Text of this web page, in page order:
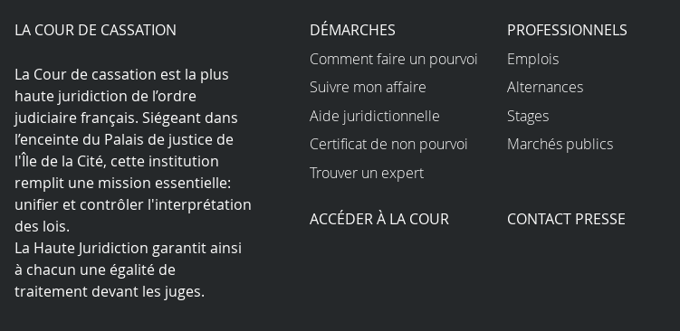
LA COUR DE CASSATION
La Cour de cassation est la plus
haute juridiction de l’ordre
judiciaire français. Siégeant dans
l’enceinte du Palais de justice de
l'Île de la Cité, cette institution
remplit une mission essentielle:
unifier et contrôler l'interprétation
des lois.
La Haute Juridiction garantit ainsi
à chacun une égalité de
traitement devant les juges.
DÉMARCHES
Comment faire un pourvoi
Suivre mon affaire
Aide juridictionnelle
Certificat de non pourvoi
Trouver un expert
PROFESSIONNELS
Emplois
Alternances
Stages
Marchés publics
ACCÉDER À LA COUR CONTACT PRESSE